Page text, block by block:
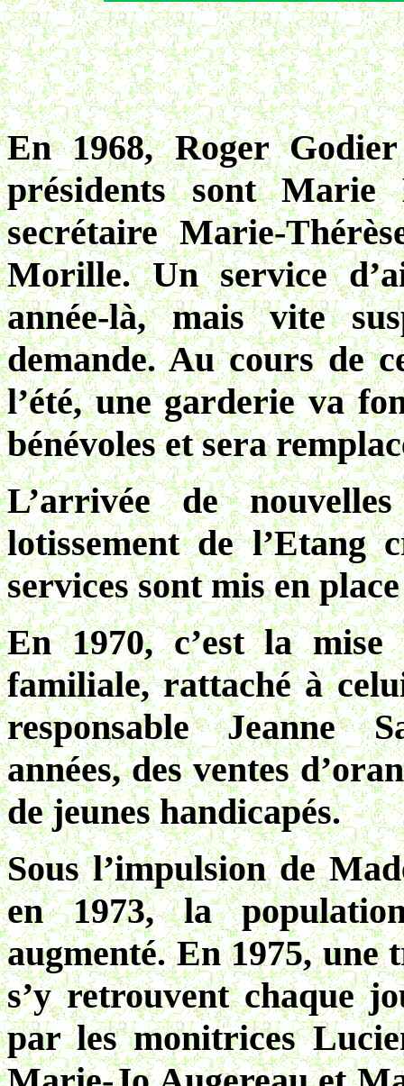
En 1968, Roger
présidents sont
secrétaire Marie-
Morille. Un service
année-là, mais vite
demande. Au cours de
l’été, une garderie va
bénévoles et sera
L’arrivée de
lotissement de l’Etang
services sont mis en
En 1970, c’est la mise
familiale, rattaché à
responsable Jeanne
années, des ventes
de jeunes handicapés.
Sous l’impulsion de
en 1973, la
augmenté. En 1975, une
s’y retrouvent chaque
par les monitrices